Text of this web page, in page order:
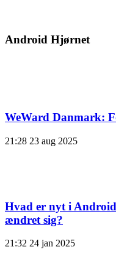
Android Hjørnet
WeWard Danmark:
21:28 23 aug 2025
Hvad er nyt i
ændret sig?
21:32 24 jan 2025